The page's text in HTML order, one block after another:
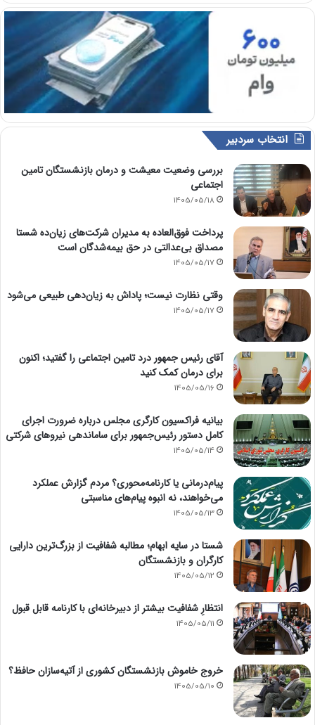
انتخاب سردبیر
بررسی وضعیت معیشت و درمان بازنشستگان تامین
اجتماعی
1405/05/18
پرداخت فوق‌العاده به مدیران شرکت‌های زیان‌ده شستا
مصداق بی‌عدالتی در حق بیمه‌شدگان است
1405/05/17
وقتی نظارت نیست؛ پاداش به زیان‌دهی طبیعی می‌شود
1405/05/17
آقای رئیس جمهور درد تامین اجتماعی را گفتید؛ اکنون
برای درمان کمک کنید
1405/05/16
بیانیه فراکسیون کارگری مجلس درباره ضرورت اجرای
کامل دستور رئیس‌جمهور برای ساماندهی نیروهای شرکتی
1405/05/14
پیام‌درمانی یا کارنامه‌محوری؟ مردم گزارش عملکرد
می‌خواهند، نه انبوه پیام‌های مناسبتی
1405/05/13
شستا در سایه ابهام؛ مطالبه شفافیت از بزرگ‌ترین دارایی
کارگران و بازنشستگان
1405/05/12
انتظارِ شفافیت بیشتر از دبیرخانه‌ای با کارنامه قابل قبول
1405/05/11
خروج خاموش بازنشستگان کشوری از آتیه‌سازان حافظ؟
1405/05/10